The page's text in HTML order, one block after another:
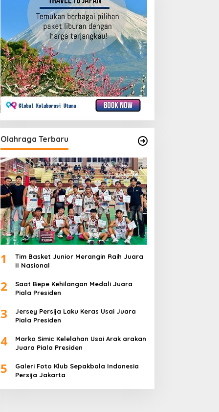
Olahraga Terbaru
1
Tim Basket Junior Merangin Raih Juara
2
Saat Bepe Kehilangan Medali Juara
Piala Presiden
3
Jersey Persija Laku Keras Usai Juara
Piala Presiden
4
Marko Simic Kelelahan Usai Arak arakan
Juara Piala Presiden
5
Galeri Foto Klub Sepakbola Indonesia
Persija Jakarta